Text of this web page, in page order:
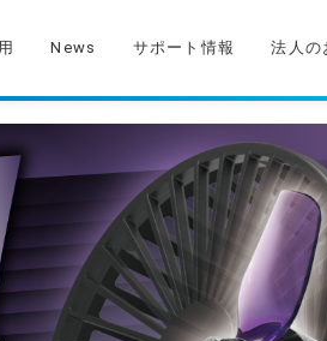
News サポート情報 法人の